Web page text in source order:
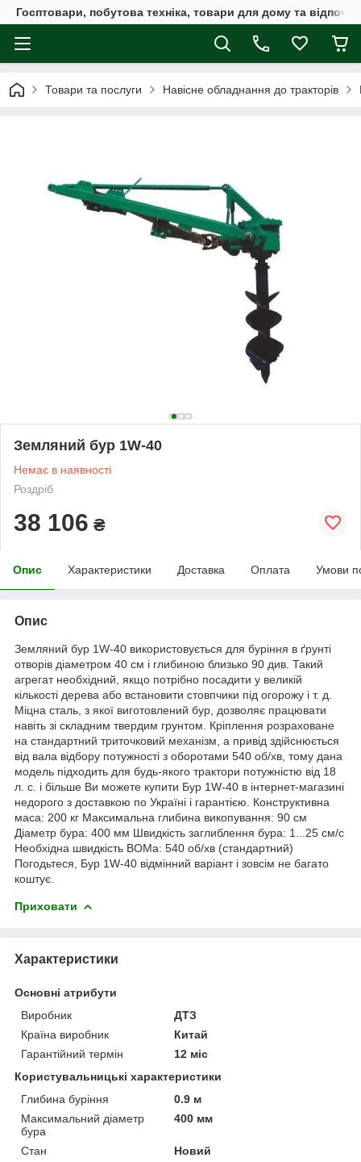
Госптовари, побутова техніка, товари для дому та
Товари та послуги Навісне обладнання до тракторів
Земляний бур 1W-40
Немає в наявності
Роздріб
38 106 ₴
Опис Характеристики Доставка Оплата Умови
Опис
Земляний бур 1W-40 використовується для буріння в ґрунті
отворів діаметром 40 см і глибиною близько 90 див. Такий
агрегат необхідний, якщо потрібно посадити у великій
кількості дерева або встановити стовпчики під огорожу і т. д.
Міцна сталь, з якої виготовлений бур, дозволяє працювати
навіть зі складним твердим грунтом. Кріплення розраховане
на стандартний триточковий механізм, а привід здійснюється
від вала відбору потужності з оборотами 540 об/хв, тому дана
модель підходить для будь-якого трактори потужністю від 18
л. с. і більше Ви можете купити Бур 1W-40 в інтернет-магазині
недорого з доставкою по Україні і гарантією. Конструктивна
маса: 200 кг Максимальна глибина викопування: 90 см
Діаметр бура: 400 мм Швидкість заглиблення бура: 1...25 см/с
Необхідна швидкість ВОМа: 540 об/хв (стандартний)
Погодьтеся, Бур 1W-40 відмінний варіант і зовсім не багато
коштує.
Приховати
Характеристики
Основні атрибути
Виробник
ДТЗ
Країна виробник
Китай
Гарантійний термін
12 міс
Користувальницькі характеристики
Глибина буріння
0.9 м
Максимальний діаметр
бура
400 мм
Стан Новий